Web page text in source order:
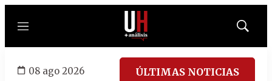
Menú
Mostrar
08 ago 2026 ÚLTIMAS NOTICIAS